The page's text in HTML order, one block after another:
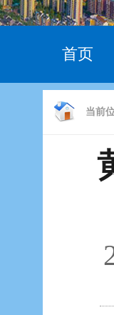
首页
当前